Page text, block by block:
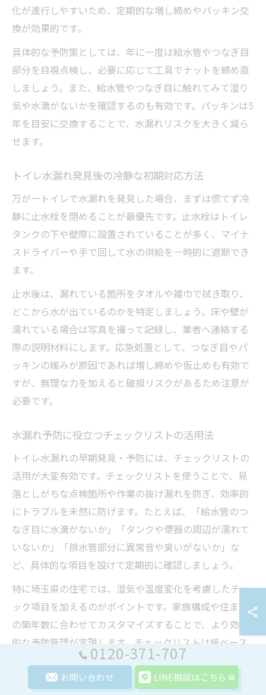
化が進行しやすいため、定期的な増し締めやパッキン交
換が効果的です。
具体的な予防策としては、年に一度は給水管やつなぎ目
部分を目視点検し、必要に応じて工具でナットを締め直
しましょう。また、給水管やつなぎ目に触れてみて湿り
気や水滴がないかを確認するのも有効です。パッキンは5
年を目安に交換することで、水漏れリスクを大きく減ら
せます。
トイレ水漏れ発見後の冷静な初期対応方法
万が一トイレで水漏れを発見した場合、まずは慌てず冷
静に止水栓を閉めることが最優先です。止水栓はトイレ
タンクの下や壁際に設置されていることが多く、マイナ
スドライバーや手で回して水の供給を一時的に遮断でき
ます。
止水後は、漏れている箇所をタオルや雑巾で拭き取り、
どこから水が出ているのかを特定しましょう。床や壁が
濡れている場合は写真を撮って記録し、業者へ連絡する
際の説明材料にします。応急処置として、つなぎ目やパ
ッキンの緩みが原因であれば増し締めや仮止めも有効で
すが、無理な力を加えると破損リスクがあるため注意が
必要です。
水漏れ予防に役立つチェックリストの活用法
トイレ水漏れの早期発見・予防には、チェックリストの
活用が大変有効です。チェックリストを使うことで、見
落としがちな点検箇所や作業の抜け漏れを防ぎ、効率的
にトラブルを未然に防げます。たとえば、「給水管のつ
なぎ目に水滴がないか」「タンクや便器の周辺が濡れて
いないか」「排水管部分に異常音や臭いがないか」な
ど、具体的な項目を設けて定期的に確認しましょう。
特に埼玉県の住宅では、湿気や温度変化を考慮したチェ
ック項目を加えるのがポイントです。家族構成や住まい
の築年数に合わせてカスタマイズすることで、より効果
的な予防管理が実現します。チェックリストは紙ベース
でもスマートフォンのメモ機能でも簡単に作成できるた
め、日常のルーチンに組み込むのが成功の秘訣です。
0120-371-707
お問い合わせ LINE相談はこちら